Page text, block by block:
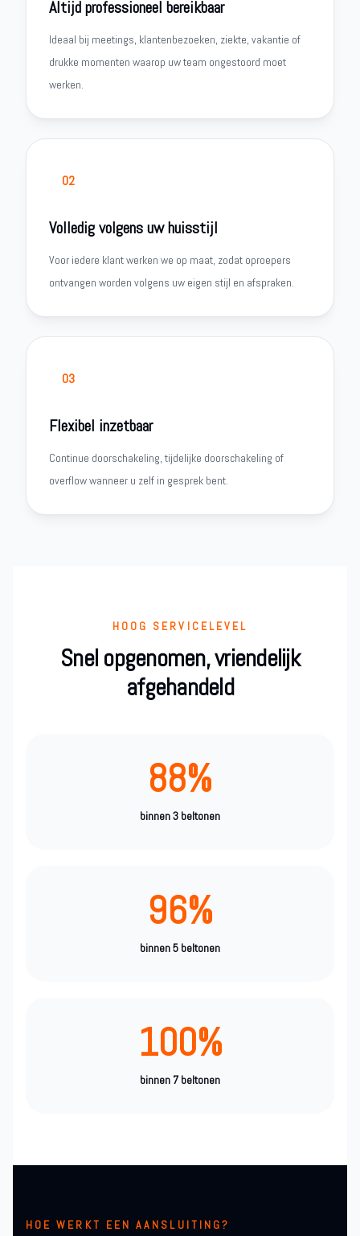
Altijd professioneel bereikbaar
Ideaal bij meetings, klantenbezoeken, ziekte, vakantie of
drukke momenten waarop uw team ongestoord moet
werken.
02
Volledig volgens uw huisstijl
Voor iedere klant werken we op maat, zodat oproepers
ontvangen worden volgens uw eigen stijl en afspraken.
03
Flexibel inzetbaar
Continue doorschakeling, tijdelijke doorschakeling of
overflow wanneer u zelf in gesprek bent.
HOOG SERVICELEVEL
Snel opgenomen, vriendelijk
afgehandeld
88%
binnen 3 beltonen
96%
binnen 5 beltonen
100%
binnen 7 beltonen
HOE WERKT EEN AANSLUITING?